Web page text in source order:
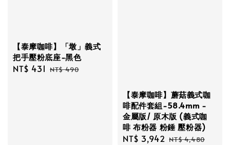
【泰摩咖啡】「墩」義式
把手壓粉底座-黑色
Sale
NT$ 431 Regular
NT$ 490
【泰摩咖啡】蘑菇義式咖
啡配件套組-58.4mm -
金屬版/ 原木版 (義式咖
啡 布粉器 粉錘 壓粉器)
Sale
NT$ 3,942 Regular
NT$ 4,480